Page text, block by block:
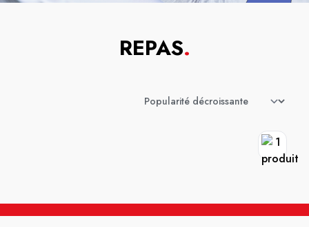
REPAS.